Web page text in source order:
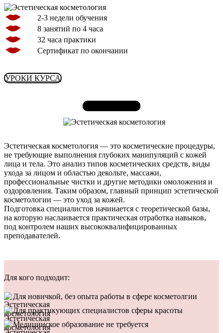
2-3 недели обучения
8 занятий по 4 часа
32 часа практики
Сертификат по окончании
УРОКИ КУРСА
Эстетическая косметология — это косметические процедуры,
не требующие выполнения глубоких манипуляций с кожей
лица и тела. Это анализ типов косметических средств, виды
ухода за лицом и областью декольте, массажи,
профессиональные чистки и другие методики омоложения и
оздоровления. Таким образом, главный принцип эстетической
косметологии — это уход за кожей.
Подготовка специалистов начинается с теоретической базы,
на которую наслаивается практическая отработка навыков,
под контролем наших высококвалифицированных
преподавателей.
Для кого подходит:
Для новичкой, без опыта работы в сфере косметолгии
Для практикующих специалистов сферы красоты
Медицинское образование не требуется